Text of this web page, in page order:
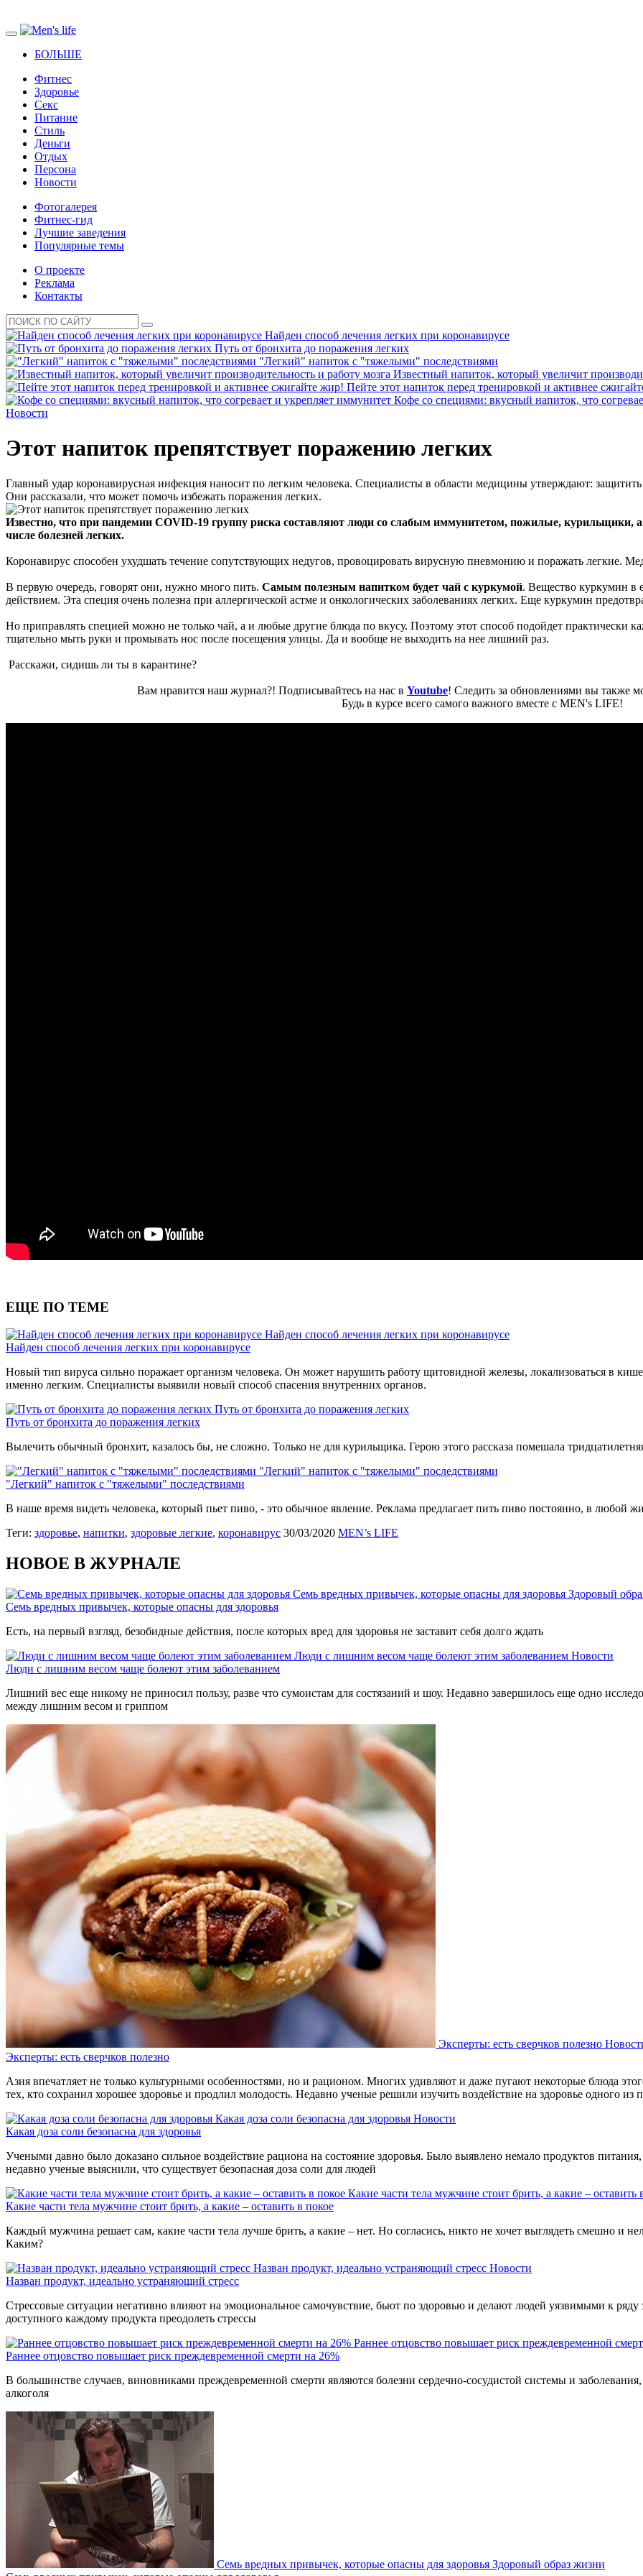
БОЛЬШЕ
Фитнес
Здоровье
Секс
Питание
Стиль
Деньги
Отдых
Персона
Новости
Фотогалерея
Фитнес-гид
Лучшие заведения
Популярные темы
О проекте
Реклама
Контакты
Найден способ лечения легких при коронавирусе
Путь от бронхита до поражения легких
"Легкий" напиток с "тяжелыми" последствиями
Известный напиток, который увеличит
Пейте этот напиток перед тренировкой и активнее
Кофе со специями: вкусный напиток, что
Новости
Этот напиток препятствует поражению легких
Главный удар коронавирусная инфекция наносит по легким человека. Специалисты в области медицины утверждают:
Они рассказали, что может помочь избежать поражения легких.
Известно, что при пандемии COVID-19 группу риска составляют люди со слабым иммунитетом, пожилые, курильщики, а
числе болезней легких.
Коронавирус способен ухудшать течение сопутствующих недугов, провоцировать вирусную пневмонию и поражать легкие.
В первую очередь, говорят они, нужно много пить. Самым полезным напитком будет чай с куркумой. Вещество куркумин в
действием. Эта специя очень полезна при аллергической астме и онкологических заболеваниях легких. Еще куркумин
Но приправлять специей можно не только чай, а и любые другие блюда по вкусу. Поэтому этот способ подойдет практически
тщательно мыть руки и промывать нос после посещения улицы. Да и вообще не выходить на нее лишний раз.
Расскажи, сидишь ли ты в карантине?
Вам нравится наш журнал?! Подписывайтесь на нас в Youtube! Следить за обновлениями вы также
Будь в курсе всего самого важного вместе с MEN's LIFE!
ЕЩЕ ПО ТЕМЕ
Найден способ лечения легких при коронавирусе
Найден способ лечения легких при коронавирусе
Новый тип вируса сильно поражает организм человека. Он может нарушить работу щитовидной железы, локализоваться в
именно легким. Специалисты выявили новый способ спасения внутренних органов.
Путь от бронхита до поражения легких
Путь от бронхита до поражения легких
Вылечить обычный бронхит, казалось бы, не сложно. Только не для курильщика. Герою этого рассказа помешала
"Легкий" напиток с "тяжелыми" последствиями
"Легкий" напиток с "тяжелыми" последствиями
В наше время видеть человека, который пьет пиво, - это обычное явление. Реклама предлагает пить пиво постоянно, в любой
Теги: здоровье, напитки, здоровые легкие, коронавирус 30/03/2020 MEN’s LIFE
НОВОЕ В ЖУРНАЛЕ
Семь вредных привычек, которые опасны для здоровья Здоровый
Семь вредных привычек, которые опасны для здоровья
Есть, на первый взгляд, безобидные действия, после которых вред для здоровья не заставит себя долго ждать
Люди с лишним весом чаще болеют этим заболеванием Новости
Люди с лишним весом чаще болеют этим заболеванием
Лишний вес еще никому не приносил пользу, разве что сумоистам для состязаний и шоу. Недавно завершилось еще одно
между лишним весом и гриппом
Эксперты: есть сверчков полезно
Эксперты: есть сверчков полезно
Азия впечатляет не только культурными особенностями, но и рационом. Многих удивляют и даже пугают некоторые блюда
тех, кто сохранил хорошее здоровье и продлил молодость. Недавно ученые решили изучить воздействие на здоровье одного из
Какая доза соли безопасна для здоровья Новости
Какая доза соли безопасна для здоровья
Учеными давно было доказано сильное воздействие рациона на состояние здоровья. Было выявлено немало продуктов
недавно ученые выяснили, что существует безопасная доза соли для людей
Какие части тела мужчине стоит брить, а какие – оставить
Какие части тела мужчине стоит брить, а какие – оставить в покое
Каждый мужчина решает сам, какие части тела лучше брить, а какие – нет. Но согласись, никто не хочет выглядеть смешно и
Каким?
Назван продукт, идеально устраняющий стресс Новости
Назван продукт, идеально устраняющий стресс
Стрессовые ситуации негативно влияют на эмоциональное самочувствие, бьют по здоровью и делают людей уязвимыми к
доступного каждому продукта преодолеть стрессы
Раннее отцовство повышает риск преждевременной
Раннее отцовство повышает риск преждевременной смерти на 26%
В большинстве случаев, виновниками преждевременной смерти являются болезни сердечно-сосудистой системы и
алкоголя
Семь вредных привычек, которые опасны для здоровья Здоровый образ жизни